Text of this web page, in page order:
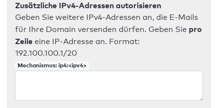
Zusätzliche IPv4-Adressen autorisieren
Geben Sie weitere IPv4-Adressen an, die E-Mails
für Ihre Domain versenden dürfen. Geben Sie pro
Zeile eine IP-Adresse an. Format:
192.100.100.1/20
Mechanismus: ip4:<ipv4>